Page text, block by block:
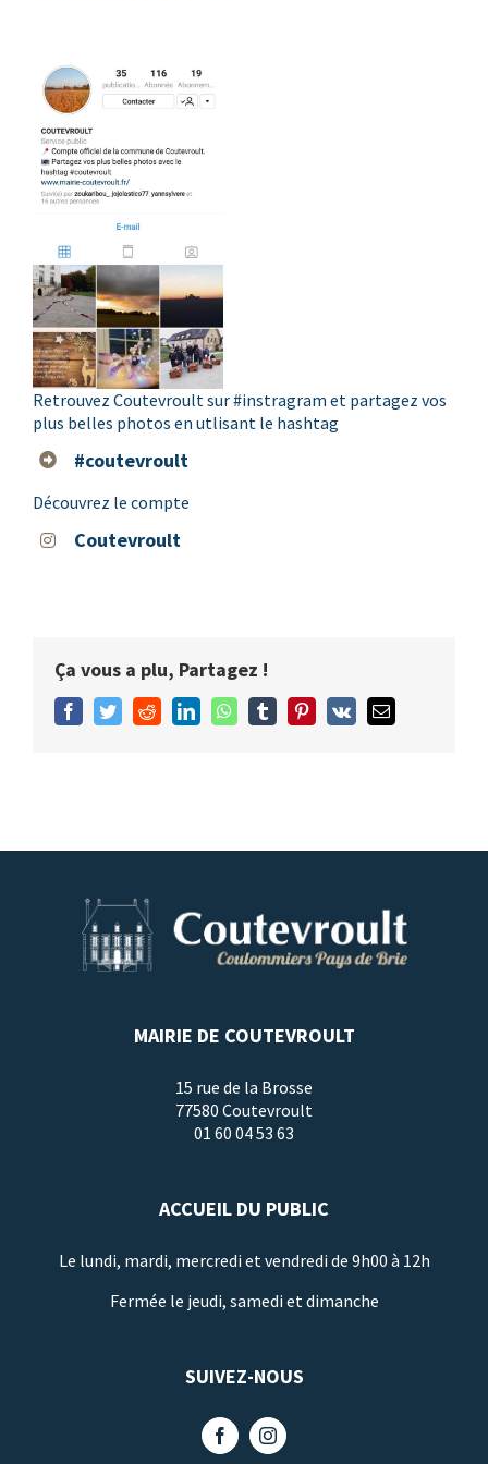
Retrouvez Coutevroult sur#instragram et partagez vos
plus belles photos en utlisant le hashtag
#coutevroult
Découvrez le compte
Coutevroult
Ça vous a plu, Partagez !
Facebook
TwitterRedditLinkedInWhatsApp
Tumblr Pinterest
Vk Email
MAIRIE DE COUTEVROULT
15 rue de la Brosse
77580 Coutevroult
01 60 04 53 63
ACCUEIL DU PUBLIC
Le lundi, mardi, mercredi et vendredi de 9h00 à 12h
Fermée le jeudi, samedi et dimanche
SUIVEZ-NOUS